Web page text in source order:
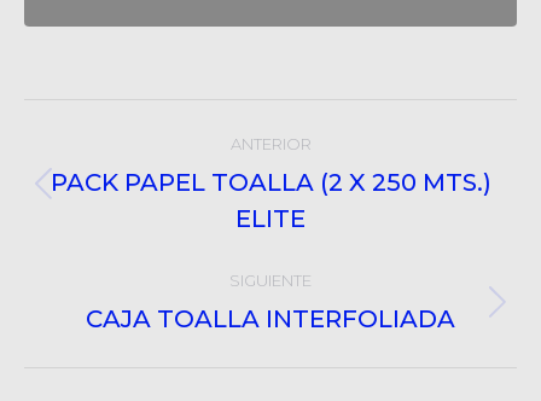
navigation
ANTERIOR
Post
anterior:
PACK PAPEL TOALLA (2 X 250 MTS.)
ELITE
SIGUIENTE
Próximo
CAJA TOALLA INTERFOLIADA